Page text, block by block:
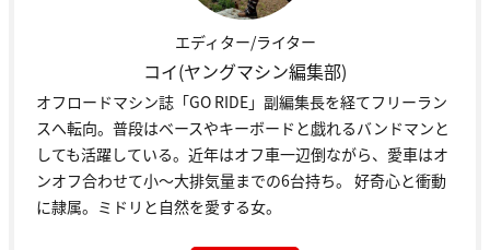
エディター/ライター
コイ(ヤングマシン編集部)
オフロードマシン誌「GO RIDE」副編集長を経てフリーラン
スへ転向。普段はベースやキーボードと戯れるバンドマンと
しても活躍している。近年はオフ車一辺倒ながら、愛車はオ
ンオフ合わせて小〜大排気量までの6台持ち。 好奇心と衝動
に隷属。ミドリと自然を愛する女。